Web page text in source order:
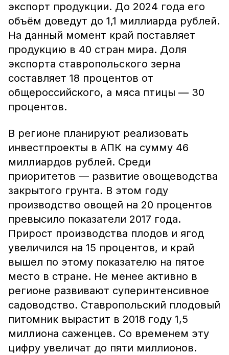
экспорт продукции. До 2024 года его
объём доведут до 1,1 миллиарда рублей.
На данный момент край поставляет
продукцию в 40 стран мира. Доля
экспорта ставропольского зерна
составляет 18 процентов от
общероссийского, а мяса птицы — 30
процентов.
В регионе планируют реализовать
инвестпроекты в АПК на сумму 46
миллиардов рублей. Среди
приоритетов — развитие овощеводства
закрытого грунта. В этом году
производство овощей на 20 процентов
превысило показатели 2017 года.
Прирост производства плодов и ягод
увеличился на 15 процентов, и край
вышел по этому показателю на пятое
место в стране. Не менее активно в
регионе развивают суперинтенсивное
садоводство. Ставропольский плодовый
питомник вырастит в 2018 году 1,5
миллиона саженцев. Со временем эту
цифру увеличат до пяти миллионов.